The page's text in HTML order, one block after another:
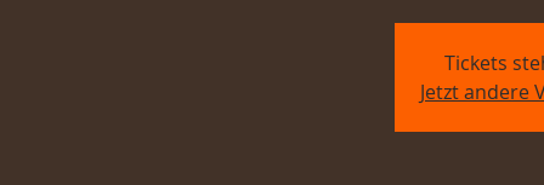
Tickets
Jetzt andere